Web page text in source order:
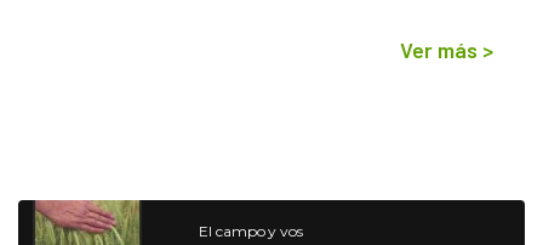
Ver más >
El campo y vos